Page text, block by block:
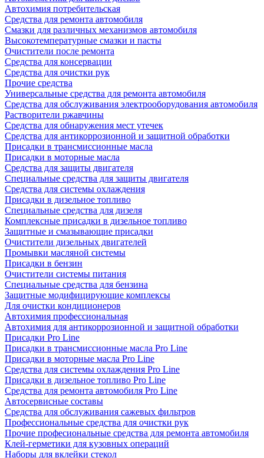
Автохимия потребительская
Средства для ремонта автомобиля
Смазки для различных механизмов автомобиля
Высокотемпературные смазки и пасты
Очистители после ремонта
Средства для консервации
Средства для очистки рук
Прочие средства
Универсальные средства для ремонта автомобиля
Средства для обслуживания электрооборудования автомобиля
Растворители ржавчины
Средства для обнаружения мест утечек
Средства для антикоррозионной и защитной обработки
Присадки в трансмиссионные масла
Присадки в моторные масла
Средства для защиты двигателя
Специальныe средства для защиты двигателя
Средства для системы охлаждения
Присадки в дизельное топливо
Спeциальные средства для дизеля
Комплексные присадки в дизельное топливо
Защитные и смазывающие присадки
Очистители дизельных двигателей
Промывки масляной системы
Присадки в бензин
Очистители системы питания
Специальные срeдства для бензина
Защитные модифицирующие комплексы
Для очистки кондиционеров
Автохимия профессиональная
Автохимия для антикоррозионной и защитной обработки
Присадки Pro Line
Присадки в трансмиссионные масла Pro Line
Присадки в моторные масла Pro Line
Средства для системы охлаждения Pro Line
Присадки в дизельное топливо Pro Line
Средства для ремонта автомобиля Pro Line
Автосервисные составы
Средства для обслуживания сажевых фильтров
Профессиональные средства для очистки рук
Прочие професиональные средства для ремонта автомобиля
Клей-герметики для кузовных операций
Наборы для вклейки стекол